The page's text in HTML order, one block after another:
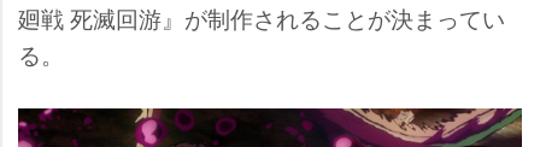
廻戦 死滅回游』が制作されることが決まってい
る。